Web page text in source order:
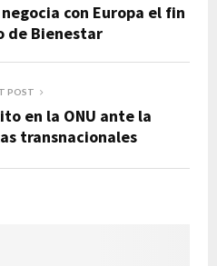
con Europa el fin
de Bienestar
POST
en la ONU ante la
transnacionales